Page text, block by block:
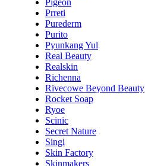
Pigeon
Prreti
Purederm
Purito
Pyunkang Yul
Real Beauty
Realskin
Richenna
Rivecowe Beyond Beauty
Rocket Soap
Ryoe
Scinic
Secret Nature
Singi
Skin Factory
Skinmakers